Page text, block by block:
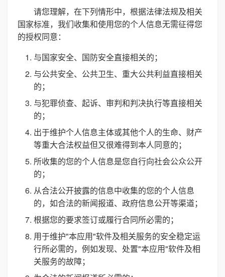
请您理解，在下列情形中，根据法律法规及相关
国家标准，我们收集和使用您的个人信息无需征得您
的授权同意：
与国家安全、国防安全直接相关的；
与公共安全、公共卫生、重大公共利益直接相关
的；
与犯罪侦查、起诉、审判和判决执行等直接相关
的；
出于维护个人信息主体或其他个人的生命、财产
等重大合法权益但又很难得到本人同意的；
所收集的您的个人信息是您自行向社会公众公开
的；
从合法公开披露的信息中收集的您的个人信息
的，如合法的新闻报道、政府信息公开等渠道；
根据您的要求签订或履行合同所必需的；
用于维护"本应用"软件及相关服务的安全稳定运
行所必需的，例如发现、处置"本应用"软件及相
关服务的故障；